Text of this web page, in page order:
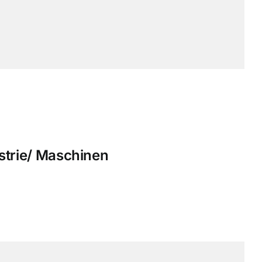
Maschinen